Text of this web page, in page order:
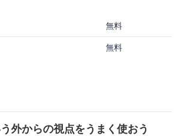
無料
無料
外からの視点をうまく使おう